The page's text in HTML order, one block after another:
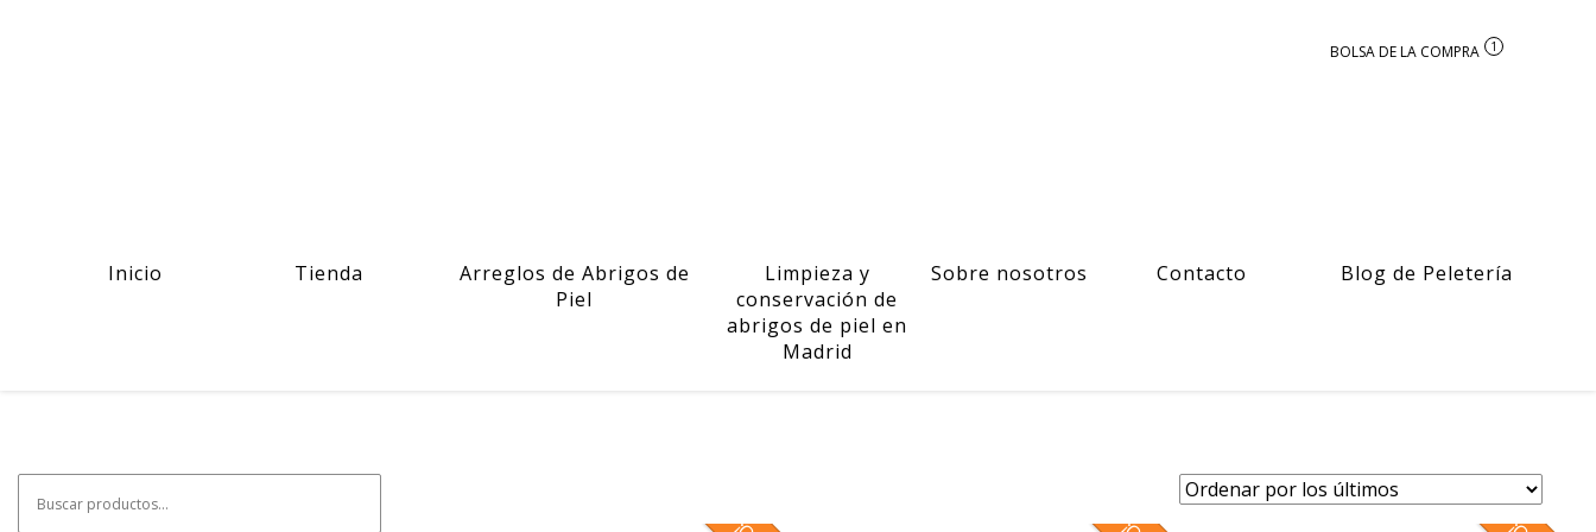
Inicio Tienda
Arreglos de Abrigos de
Piel
Limpieza y
conservación de
abrigos de piel en
Madrid
Sobre nosotros Contacto Blog de Peletería
1